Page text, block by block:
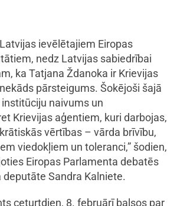
ievēlētajiem Eiropas
nedz Latvijas sabiedrībai
ka Tatjana Ždanoka ir Krievijas
pārsteigums. Šokējoši šajā
institūciju naivums un
Krievijas aģentiem, kuri darbojas,
vērtības – vārda brīvību,
viedokļiem un toleranci,” šodien,
Eiropas Parlamenta debatēs
Sandra Kalniete.
ceturtdien, 8. februārī balsos par